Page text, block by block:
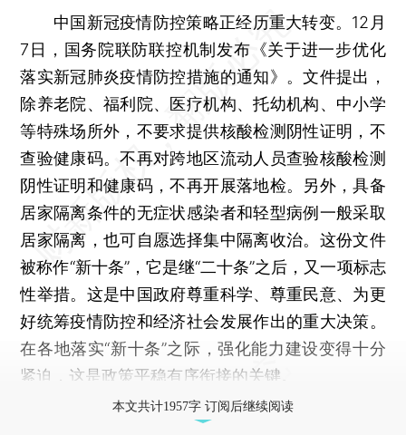
中国新冠疫情防控策略正经历重大转变。12月
7日，国务院联防联控机制发布《关于进一步优化
落实新冠肺炎疫情防控措施的通知》。文件提出，
除养老院、福利院、医疗机构、托幼机构、中小学
等特殊场所外，不要求提供核酸检测阴性证明，不
查验健康码。不再对跨地区流动人员查验核酸检测
阴性证明和健康码，不再开展落地检。另外，具备
居家隔离条件的无症状感染者和轻型病例一般采取
居家隔离，也可自愿选择集中隔离收治。这份文件
被称作“新十条”，它是继“二十条”之后，又一项标志
性举措。这是中国政府尊重科学、尊重民意、为更
好统筹疫情防控和经济社会发展作出的重大决策。
在各地落实“新十条”之际，强化能力建设变得十分
紧迫，这是政策平稳有序衔接的关键。
本文共计1957字 订阅后继续阅读